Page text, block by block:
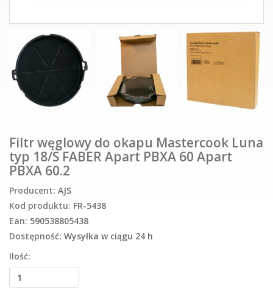
Filtr węglowy do okapu Mastercook Luna
typ 18/S FABER Apart PBXA 60 Apart
PBXA 60.2
Producent: AJS
Kod produktu: FR-5438
Ean: 590538805438
Dostępność: Wysyłka w ciągu 24 h
Ilość: